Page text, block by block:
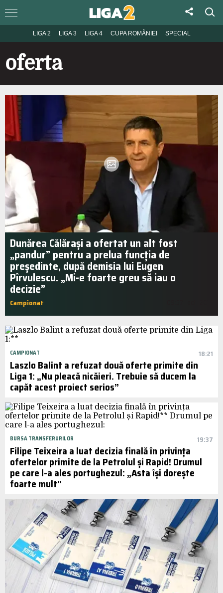
LIGA 2 LIGA 3 LIGA 4 CUPA ROMÂNIEI SPECIAL
oferta
Dunărea Călărași a ofertat un alt fost
„pandur” pentru a prelua funcția de
președinte, după demisia lui Eugen
Pîrvulescu. „Mi-e foarte greu să iau o
decizie”
Campionat
CAMPIONAT 18:21
Laszlo Balint a refuzat două oferte primite din
Liga 1: „Nu pleacă nicăieri. Trebuie să ducem la
capăt acest proiect serios”
BURSA TRANSFERURILOR 19:37
Filipe Teixeira a luat decizia finală în privința
ofertelor primite de la Petrolul și Rapid! Drumul
pe care l-a ales portughezul: „Asta își dorește
foarte mult”